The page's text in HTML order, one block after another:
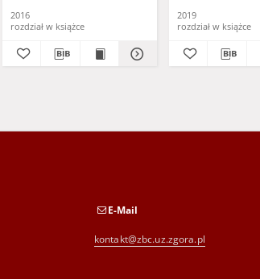
2016
rozdział w książce
education as a
the pupils'
educational
2019
rozdział w książce
E-Mail
kontakt@zbc.uz.zgora.pl